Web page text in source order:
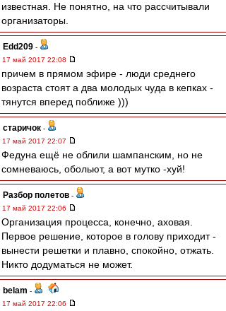
известная. Не понятно, на что рассчитывали
организаторы.
Edd209 -
17 май 2017 22:08
причем в прямом эфире - люди среднего
возраста стоят а два молодых чуда в кепках -
тянутся вперед поближе )))
старичок -
17 май 2017 22:07
Федуна ещё не облили шампанским, но не
сомневаюсь, обольют, а вот мутко -хуй!
Разбор полетов -
17 май 2017 22:06
Организация процесса, конечно, аховая.
Первое решение, которое в голову приходит -
вынести решетки и плавно, спокойно, отжать.
Никто додуматься не может.
belam -
17 май 2017 22:06